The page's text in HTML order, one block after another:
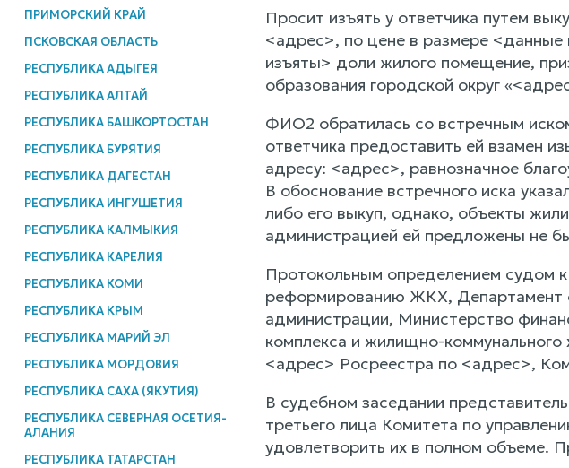
ПРИМОРСКИЙ КРАЙ
ПСКОВСКАЯ ОБЛАСТЬ
РЕСПУБЛИКА АДЫГЕЯ
РЕСПУБЛИКА АЛТАЙ
РЕСПУБЛИКА БАШКОРТОСТАН
РЕСПУБЛИКА БУРЯТИЯ
РЕСПУБЛИКА ДАГЕСТАН
РЕСПУБЛИКА ИНГУШЕТИЯ
РЕСПУБЛИКА КАЛМЫКИЯ
РЕСПУБЛИКА КАРЕЛИЯ
РЕСПУБЛИКА КОМИ
РЕСПУБЛИКА КРЫМ
РЕСПУБЛИКА МАРИЙ ЭЛ
РЕСПУБЛИКА МОРДОВИЯ
РЕСПУБЛИКА САХА (ЯКУТИЯ)
РЕСПУБЛИКА СЕВЕРНАЯ ОСЕТИЯ-
АЛАНИЯ
РЕСПУБЛИКА ТАТАРСТАН
Просит изъять у ответчика путем
<адрес>, по цене в размере <данные
изъяты> доли жилого помещение,
образования городской округ
ФИО2 обратилась со встречным
ответчика предоставить ей взамен
адресу: <адрес>, равнозначное
В обоснование встречного иска
либо его выкуп, однако, объекты
администрацией ей предложены не
Протокольным определением судом
реформированию ЖКХ, Департамент
администрации, Министерство
комплекса и жилищно-
<адрес> Росреестра по <адрес>,
В судебном заседании
третьего лица Комитета по
удовлетворить их в полном объеме.